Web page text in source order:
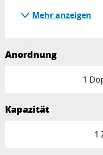
Mehr anzeigen
Anordnung
1
Kapazität
1